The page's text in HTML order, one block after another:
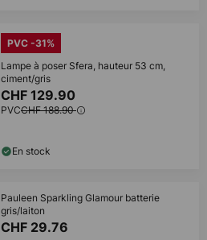
PVC -31%
Lampe à poser Sfera, hauteur 53 cm,
ciment/gris
CHF 129.90
PVCCHF 188.90
En stock
Pauleen Sparkling Glamour batterie
gris/laiton
CHF 29.76